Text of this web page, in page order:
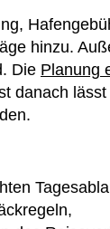
hinzu.
Die Planung
danach lässt